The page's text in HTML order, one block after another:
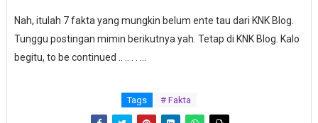
Nah, itulah 7 fakta yang mungkin belum ente tau dari KNK Blog.
Tunggu postingan mimin berikutnya yah. Tetap di KNK Blog. Kalo
begitu, to be continued .. .. . . ...
Tags # Fakta